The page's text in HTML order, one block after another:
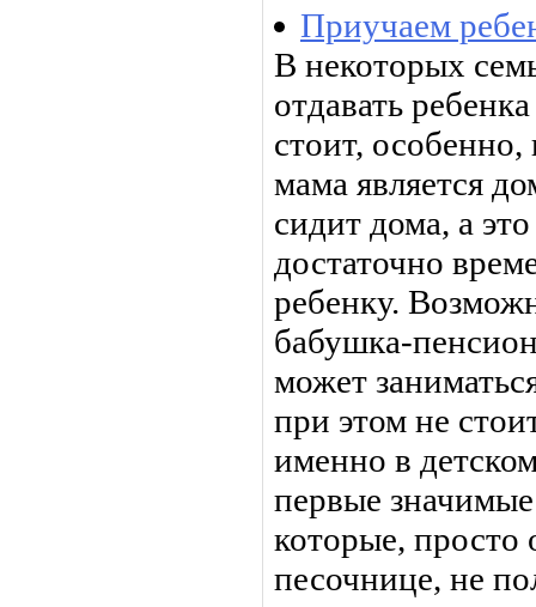
Приучаем
В некоторых
отдавать
стоит, особенно,
мама является
сидит дома, а
достаточно
ребенку.
бабушка-
может
при этом не
именно в
первые
которые, просто
песочнице, не